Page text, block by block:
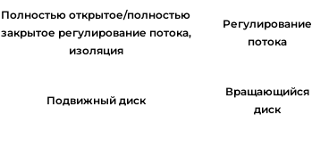
Полностью открытое/полностью
закрытое регулирование потока,
изоляция
Регулирование
потока
Подвижный диск
Вращающийся
диск